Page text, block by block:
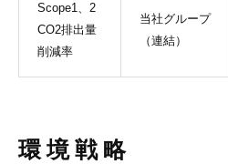
Scope1、2
CO2排出量
削減率
当社グループ
（連結）
環境戦略